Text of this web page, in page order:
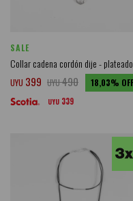
SALE
Collar cadena cordón dije - plateado
UYU 399 UYU490 18,03
UYU 339